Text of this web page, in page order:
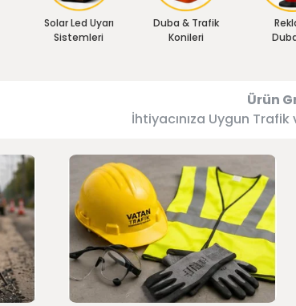
Solar Led Uyarı
Sistemleri
Duba & Trafik
Konileri
Ürün
İhtiyacınıza Uygun